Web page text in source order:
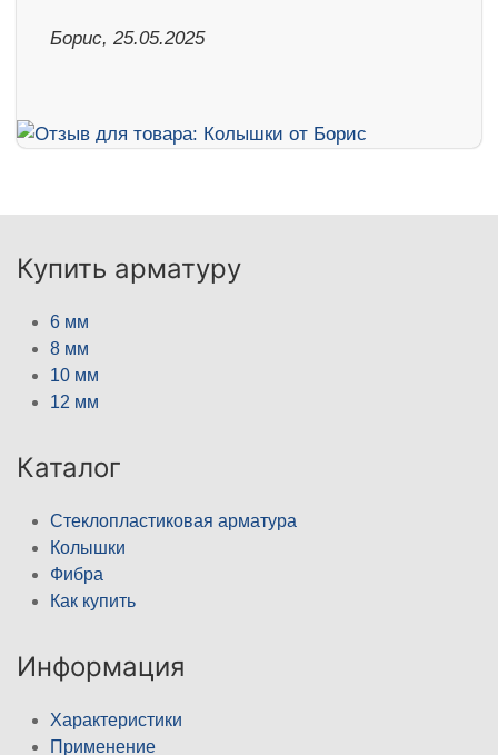
Борис, 25.05.2025
Купить арматуру
6 мм
8 мм
10 мм
12 мм
Каталог
Стеклопластиковая арматура
Колышки
Фибра
Как купить
Информация
Характеристики
Применение